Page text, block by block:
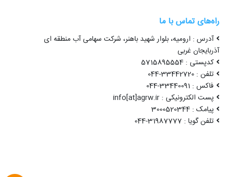
راه‌های تماس با ما
آدرس : ارومیه، بلوار شهید باهنر، شرکت سهامی آب منطقه ای
آذربایجان غربی
کدپستی : 5715895554
تلفن : 33442720-044
فاکس : 33440091-044
پست الکترونیکی : info[at]agrw.ir
پیامک : 3000520344
تلفن گویا : 31987777-044